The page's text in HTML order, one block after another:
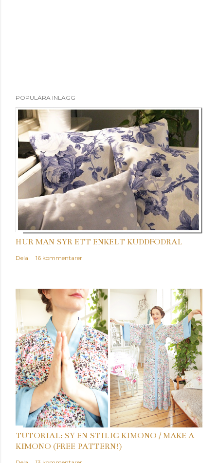
POPULÄRA INLÄGG
HUR MAN SYR ETT ENKELT KUDDFODRAL
Dela 16 kommentarer
TUTORIAL: SY EN STILIG KIMONO / MAKE A
KIMONO (FREE PATTERN!)